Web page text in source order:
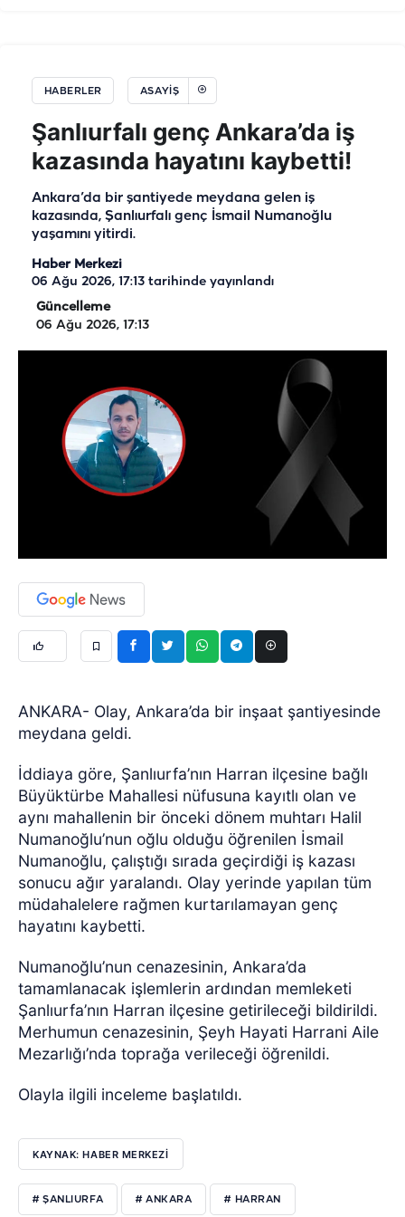
HABERLER ASAYIŞ
Şanlıurfalı genç Ankara’da iş
kazasında hayatını kaybetti!
Ankara’da bir şantiyede meydana gelen iş
kazasında, Şanlıurfalı genç İsmail Numanoğlu
yaşamını yitirdi.
Haber Merkezi
06 Ağu 2026, 17:13 tarihinde yayınlandı
Güncelleme
06 Ağu 2026, 17:13
ANKARA- Olay, Ankara’da bir inşaat şantiyesinde
meydana geldi.
İddiaya göre, Şanlıurfa’nın Harran ilçesine bağlı
Büyüktürbe Mahallesi nüfusuna kayıtlı olan ve
aynı mahallenin bir önceki dönem muhtarı Halil
Numanoğlu’nun oğlu olduğu öğrenilen İsmail
Numanoğlu, çalıştığı sırada geçirdiği iş kazası
sonucu ağır yaralandı. Olay yerinde yapılan tüm
müdahalelere rağmen kurtarılamayan genç
hayatını kaybetti.
Numanoğlu’nun cenazesinin, Ankara’da
tamamlanacak işlemlerin ardından memleketi
Şanlıurfa’nın Harran ilçesine getirileceği bildirildi.
Merhumun cenazesinin, Şeyh Hayati Harrani Aile
Mezarlığı’nda toprağa verileceği öğrenildi.
Olayla ilgili inceleme başlatıldı.
KAYNAK: HABER MERKEZİ
# ŞANLIURFA # ANKARA # HARRAN